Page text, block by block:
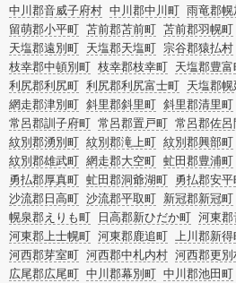
中川郡音威子府村 中川郡中川町 雨竜郡幌
留萌郡小平町 苫前郡苫前町 苫前郡羽幌町
天塩郡遠別町 天塩郡天塩町 宗谷郡猿払村
枝幸郡中頓別町 枝幸郡枝幸町 天塩郡豊富
利尻郡利尻町 利尻郡利尻富士町 天塩郡幌
網走郡津別町 斜里郡斜里町 斜里郡清里町
常呂郡訓子府町 常呂郡置戸町 常呂郡佐呂
紋別郡湧別町 紋別郡滝上町 紋別郡興部町
紋別郡雄武町 網走郡大空町 虻田郡豊浦町
勇払郡厚真町 虻田郡洞爺湖町 勇払郡安平
沙流郡日高町 沙流郡平取町 新冠郡新冠町
幌泉郡えりも町
日高郡新ひだか町 河東郡
河東郡上士幌町 河東郡鹿追町 上川郡新得
河西郡芽室町 河西郡中札内村 河西郡更別
広尾郡広尾町 中川郡幕別町 中川郡池田町